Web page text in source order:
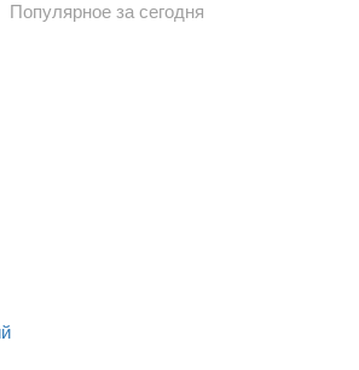
Популярное за сегодня